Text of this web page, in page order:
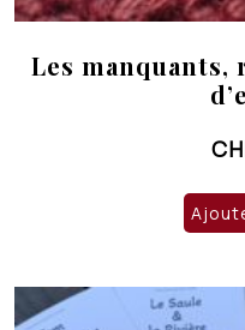
Les